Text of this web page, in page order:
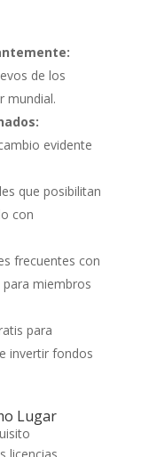
de los
mundial.
evidente
que posibilitan
con
frecuentes con
miembros
para
invertir fondos
Lugar